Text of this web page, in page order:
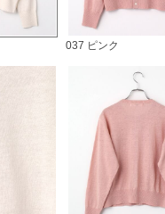
037 ピンク